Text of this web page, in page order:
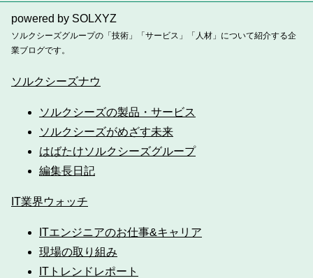
powered by SOLXYZ
ソルクシーズグループの「技術」「サービス」「人材」について紹介する企
業ブログです。
ソルクシーズナウ
ソルクシーズの製品・サービス
ソルクシーズがめざす未来
はばたけソルクシーズグループ
編集長日記
IT業界ウォッチ
ITエンジニアのお仕事&キャリア
現場の取り組み
ITトレンドレポート